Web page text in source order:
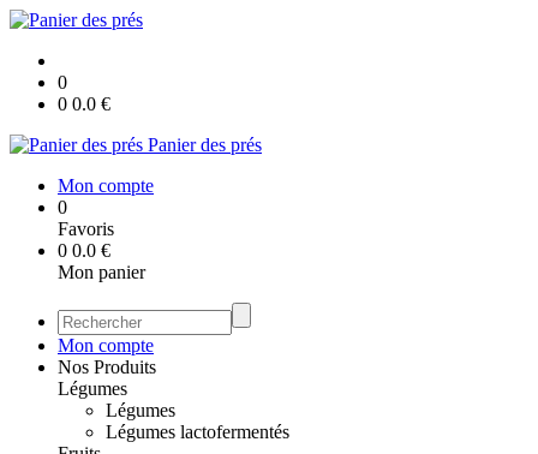
0
0 0.0 €
Panier des prés
Mon compte
0
Favoris
0 0.0 €
Mon panier
Mon compte
Nos Produits
Légumes
Légumes
Légumes lactofermentés